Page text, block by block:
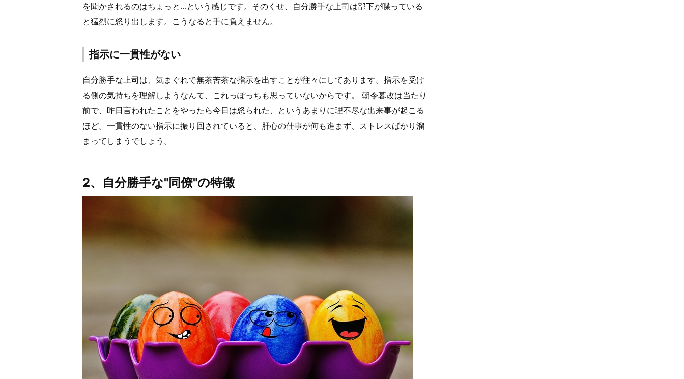
を聞かされるのはちょっと…という感じです。そのくせ、自分勝手な上司は部下が喋っている
と猛烈に怒り出します。こうなると手に負えません。
指示に一貫性がない
自分勝手な上司は、気まぐれで無茶苦茶な指示を出すことが往々にしてあります。指示を受け
る側の気持ちを理解しようなんて、これっぽっちも思っていないからです。 朝令暮改は当たり
前で、昨日言われたことをやったら今日は怒られた、というあまりに理不尽な出来事が起こる
ほど。一貫性のない指示に振り回されていると、肝心の仕事が何も進まず、ストレスばかり溜
まってしまうでしょう。
2、自分勝手な"同僚"の特徴